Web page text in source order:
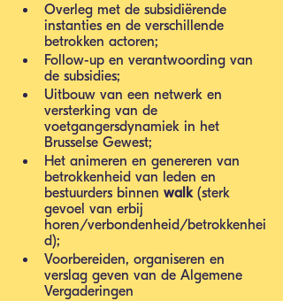
Overleg met de subsidiërende
instanties en de verschillende
betrokken actoren;
Follow-up en verantwoording van
de subsidies;
Uitbouw van een netwerk en
versterking van de
voetgangersdynamiek in het
Brusselse Gewest;
Het animeren en genereren van
betrokkenheid van leden en
bestuurders binnen walk (sterk
gevoel van erbij
horen/verbondenheid/betrokkenhei
d);
Voorbereiden, organiseren en
verslag geven van de Algemene
Vergaderingen